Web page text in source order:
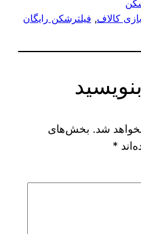
کالاف, فیلترشکن رایگان
شد. بخش‌های
*